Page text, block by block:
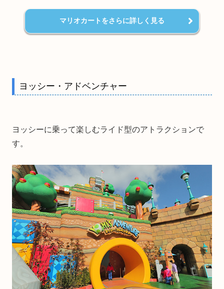
マリオカートをさらに詳しく見る
ヨッシー・アドベンチャー
ヨッシーに乗って楽しむライド型のアトラクションで
す。